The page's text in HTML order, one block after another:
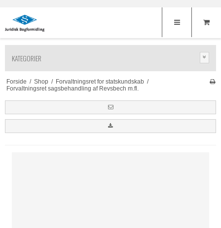
KATEGORIER
Forside / Shop / Forvaltningsret for statskundskab /
Forvaltningsret sagsbehandling af Revsbech m.fl.